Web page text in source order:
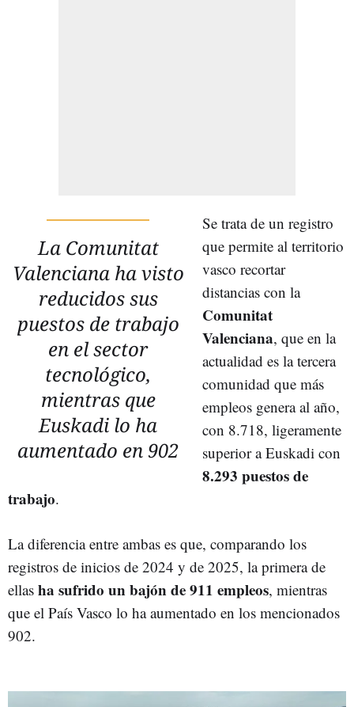
La Comunitat
Valenciana ha visto
reducidos sus
puestos de trabajo
en el sector
tecnológico,
mientras que
Euskadi lo ha
aumentado en 902
Se trata de un registro
que permite al territorio
vasco recortar
distancias con la
Comunitat
Valenciana, que en la
actualidad es la tercera
comunidad que más
empleos genera al año,
con 8.718, ligeramente
superior a Euskadi con
8.293 puestos de
trabajo.
La diferencia entre ambas es que, comparando los
registros de inicios de 2024 y de 2025, la primera de
ellas ha sufrido un bajón de 911 empleos, mientras
que el País Vasco lo ha aumentado en los mencionados
902.